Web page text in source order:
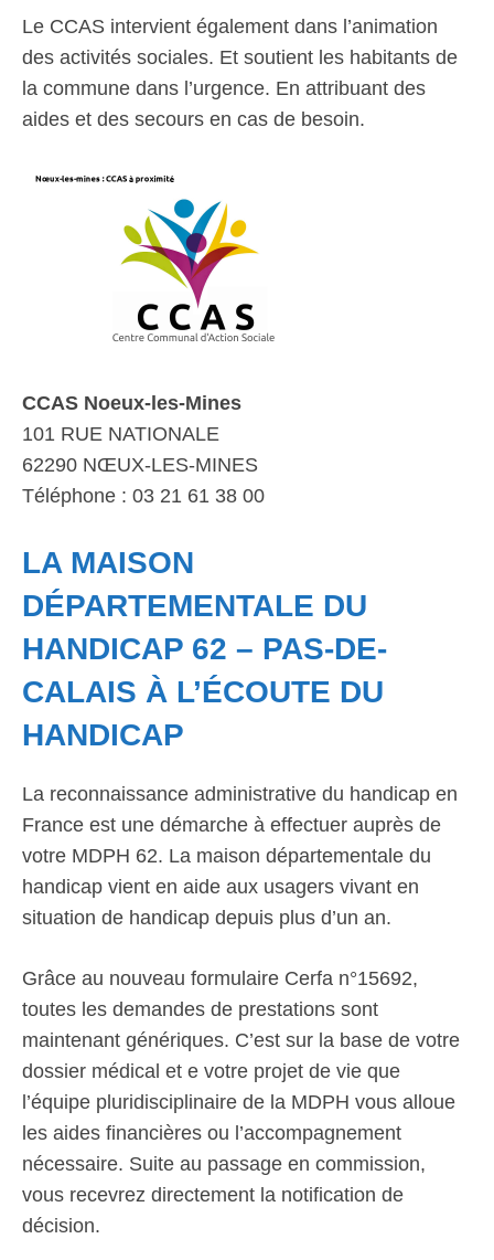
Le CCAS intervient également dans l’animation
des activités sociales. Et soutient les habitants de
la commune dans l’urgence. En attribuant des
aides et des secours en cas de besoin.
CCAS Noeux-les-Mines
101 RUE NATIONALE
62290 NŒUX-LES-MINES
Téléphone : 03 21 61 38 00
LA MAISON
DÉPARTEMENTALE DU
HANDICAP 62 – PAS-DE-
CALAIS À L’ÉCOUTE DU
HANDICAP
La reconnaissance administrative du handicap en
France est une démarche à effectuer auprès de
votre MDPH 62. La maison départementale du
handicap vient en aide aux usagers vivant en
situation de handicap depuis plus d’un an.
Grâce au nouveau formulaire Cerfa n°15692,
toutes les demandes de prestations sont
maintenant génériques. C’est sur la base de votre
dossier médical et e votre projet de vie que
l’équipe pluridisciplinaire de la MDPH vous alloue
les aides financières ou l’accompagnement
nécessaire. Suite au passage en commission,
vous recevrez directement la notification de
décision.